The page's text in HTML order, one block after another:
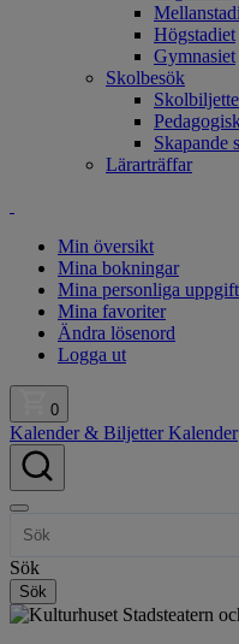
Högstadiet
Gymnasiet
Skolbesök
Skapande
Lärarträffar
Min översikt
Mina bokningar
Mina personliga
Mina favoriter
Ändra lösenord
Logga ut
0
Kalender & Biljetter Kalender
Open
main
Sök
Sök
Image